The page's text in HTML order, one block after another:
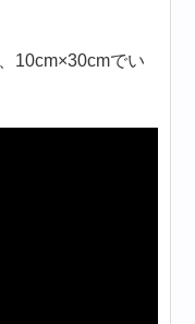
10cm×30cmでい